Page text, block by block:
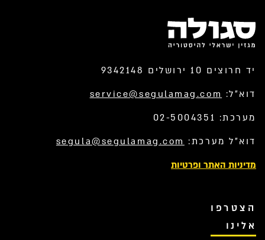
יד חרוצים 10 ירושלים 9342148
דוא”ל: service@segulamag.com
מערכת: 02-5004351
דוא”ל מערכת: segula@segulamag.com
מדיניות האתר ופרטיות
הצטרפו
אלינו